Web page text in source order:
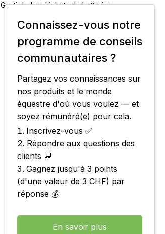
Gestion des déchets de batteries
Connaissez-vous notre
programme de conseils
communautaires ?
Partagez vos connaissances sur
nos produits et le monde
équestre d'où vous voulez — et
soyez rémunéré(e) pour cela.
Inscrivez-vous ✅
Répondre aux questions des
clients 💬
Gagnez jusqu'à 3 points
(d'une valeur de 3 CHF) par
réponse 💰
En savoir plus